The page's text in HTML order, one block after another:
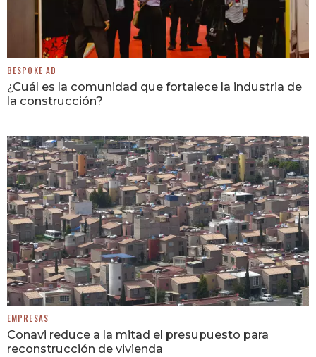
BESPOKE AD
¿Cuál es la comunidad que fortalece la industria de
la construcción?
EMPRESAS
Conavi reduce a la mitad el presupuesto para
reconstrucción de vivienda